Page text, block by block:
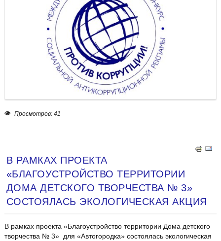
Просмотров: 41
В РАМКАХ ПРОЕКТА
«БЛАГОУСТРОЙСТВО ТЕРРИТОРИИ
ДОМА ДЕТСКОГО ТВОРЧЕСТВА № 3»
СОСТОЯЛАСЬ ЭКОЛОГИЧЕСКАЯ АКЦИЯ
В рамках проекта «Благоустройство территории Дома детского
творчества № 3» для «Автогородка» состоялась экологическая